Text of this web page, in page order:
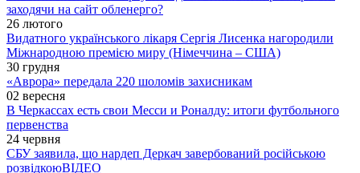
заходячи на сайт обленерго?
26 лютого
Видатного українського лікаря Сергія Лисенка нагородили
Міжнародною премією миру (Німеччина – США)
30 грудня
«Аврора» передала 220 шоломів захисникам
02 вересня
В Черкассах есть свои Месси и Роналду: итоги футбольного
первенства
24 червня
СБУ заявила, що нардеп Деркач завербований російською
розвідкоюВІДЕО